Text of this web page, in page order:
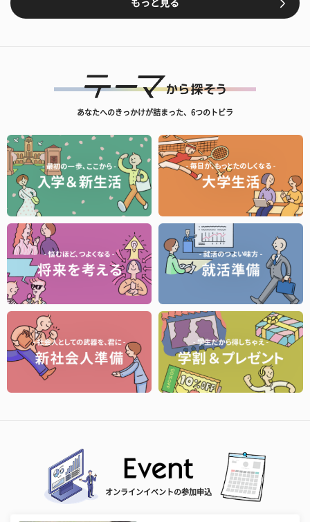
もっと見る
あなたへのきっかけが詰まった、6つのトビラ
オンラインイベントの参加申込